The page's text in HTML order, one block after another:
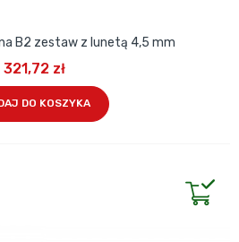
B2 zestaw z lunetą 4,5 mm
321,72 zł
DO KOSZYKA